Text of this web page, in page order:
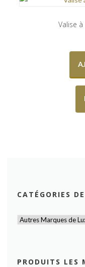
Valise
CATÉGORIES
PRODUITS LES